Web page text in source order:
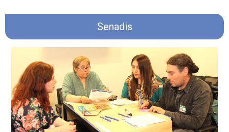
Senadis